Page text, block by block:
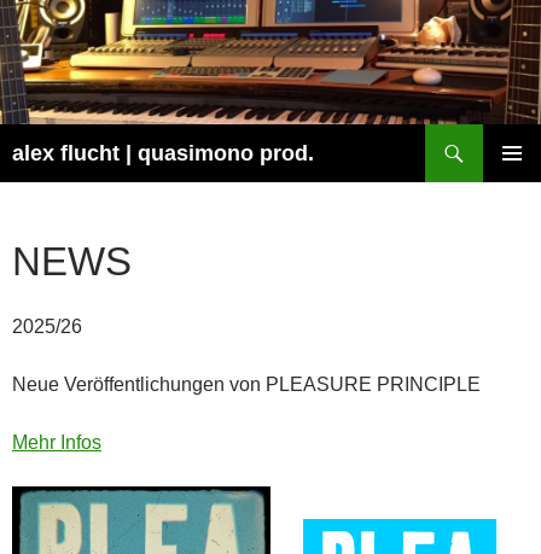
Zum
Inhalt
springen
alex flucht | quasimono prod.
NEWS
2025/26
Neue Veröffentlichungen von PLEASURE PRINCIPLE
Mehr Infos